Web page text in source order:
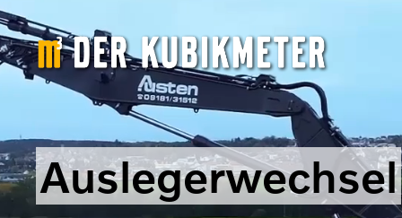
Auslegerwechsel